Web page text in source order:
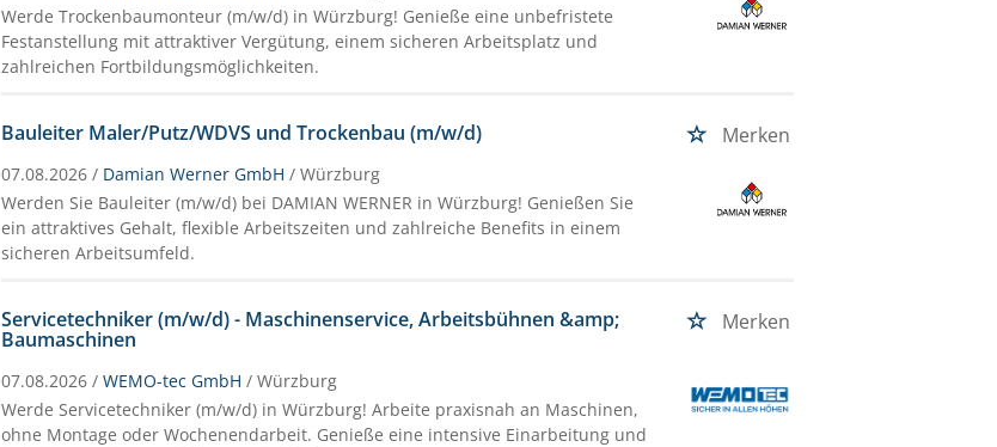
Werde Trockenbaumonteur (m/w/d) in Würzburg! Genieße eine unbefristete
Festanstellung mit attraktiver Vergütung, einem sicheren Arbeitsplatz und
zahlreichen Fortbildungsmöglichkeiten.
Bauleiter Maler/Putz/WDVS und Trockenbau (m/w/d) Merken
07.08.2026 / Damian Werner GmbH / Würzburg
Werden Sie Bauleiter (m/w/d) bei DAMIAN WERNER in Würzburg! Genießen Sie
ein attraktives Gehalt, flexible Arbeitszeiten und zahlreiche Benefits in einem
sicheren Arbeitsumfeld.
Servicetechniker (m/w/d) - Maschinenservice, Arbeitsbühnen &amp;
Baumaschinen
Merken
07.08.2026 /WEMO-tec GmbH / Würzburg
Werde Servicetechniker (m/w/d) in Würzburg! Arbeite praxisnah an Maschinen,
ohne Montage oder Wochenendarbeit. Genieße eine intensive Einarbeitung und